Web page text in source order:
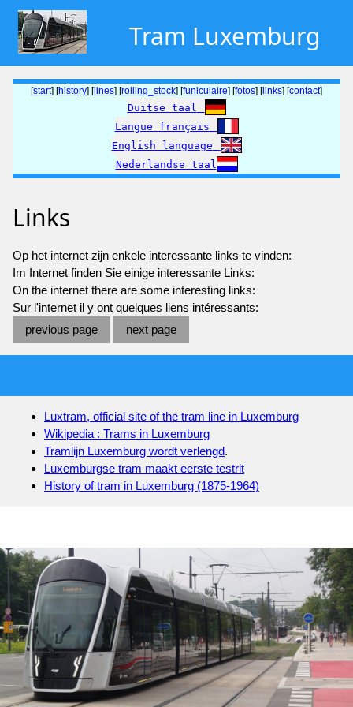
Tram Luxemburg
[start] [history] [lines] [rolling_stock] [funiculaire] [fotos] [links] [contact]
Duitse taal
Langue français
English language
Nederlandse taal
Links
Op het internet zijn enkele interessante links te vinden:
Im Internet finden Sie einige interessante Links:
On the internet there are some interesting links:
Sur l'internet il y ont quelques liens intéressants:
previous page
next page
Luxtram, official site of the tram line in Luxemburg
Wikipedia : Trams in Luxemburg
Tramlijn Luxemburg wordt verlengd.
Luxemburgse tram maakt eerste testrit
History of tram in Luxemburg (1875-1964)